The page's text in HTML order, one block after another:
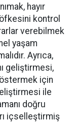
hayır
kontrol
verebilmek
yaşam
Ayrıca,
geliştirmesi,
için
ile
doğru
içselleştirmiş